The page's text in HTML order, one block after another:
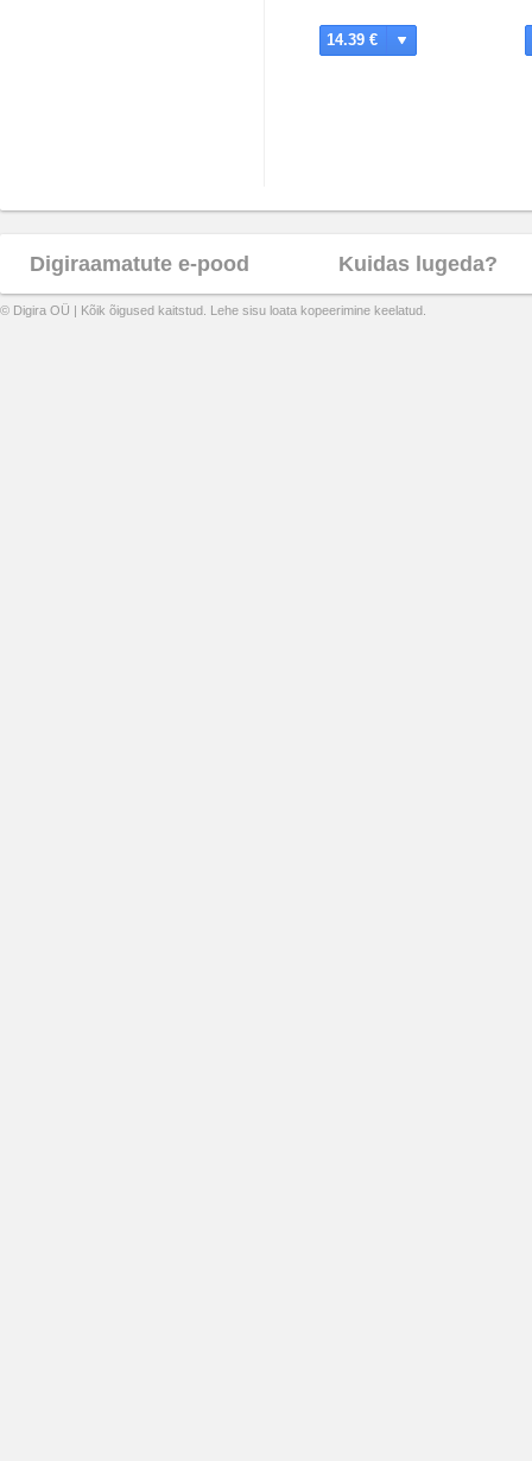
14.39 €
Digiraamatute e-pood Kuidas lugeda?
© Digira OÜ | Kõik õigused kaitstud. Lehe sisu loata kopeerimine keelatud.